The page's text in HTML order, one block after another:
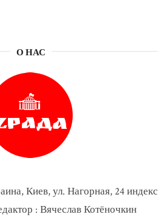
О НАС
Киев, ул. Нагорная, 24 индекс
: Вячеслав Котёночкин